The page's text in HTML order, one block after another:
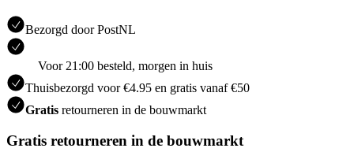
Bezorgd door PostNL
Voor 21:00 besteld, morgen in huis
Thuisbezorgd voor €4.95 en gratis vanaf €50
Gratis retourneren in de bouwmarkt
Gratis retourneren in de bouwmarkt